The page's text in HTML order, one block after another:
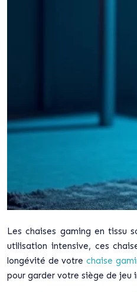
Les chaises gaming en tissu
utilisation intensive, ces
longévité de votrechaise
pour garder votre siège de jeu